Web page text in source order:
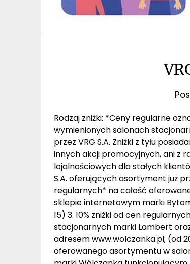
Rodzaj zniżki: *Ceny regularne
wymienionych salonach
przez VRG S.A. Zniżki z tyłu
innych akcji promocyjnych, ani z
lojalnościowych dla stałych
S.A. oferujących asortyment już
regularnych* na całość
sklepie internetowym marki
15) 3. 10% zniżki od cen
stacjonarnych marki Lambert
adresem www.wolczanka.pl; (od
oferowanego asortymentu w